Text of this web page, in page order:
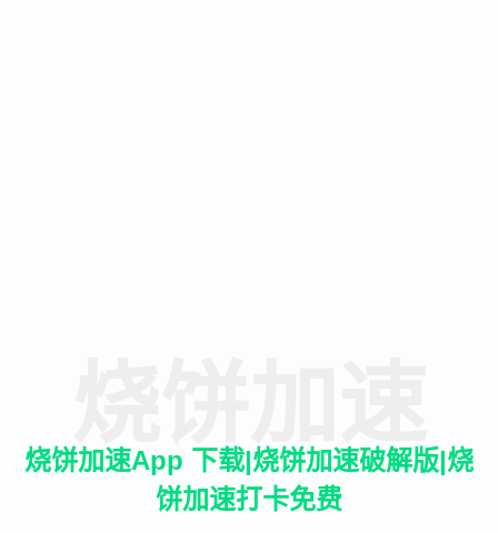
烧饼加速App 下载|烧饼加速破解版|烧
饼加速打卡免费